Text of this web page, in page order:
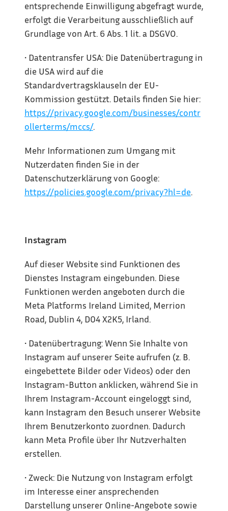
entsprechende Einwilligung abgefragt wurde,
erfolgt die Verarbeitung ausschließlich auf
Grundlage von Art. 6 Abs. 1 lit. a DSGVO.
• Datentransfer USA: Die Datenübertragung in
die USA wird auf die
Standardvertragsklauseln der EU-
https://privacy.google.com/businesses/contr
ollerterms/mccs/.
Mehr Informationen zum Umgang mit
Nutzerdaten finden Sie in der
https://policies.google.com/privacy?hl=de.
Instagram
Auf dieser Website sind Funktionen des
Dienstes Instagram eingebunden. Diese
Funktionen werden angeboten durch die
Meta Platforms Ireland Limited, Merrion
Road, Dublin 4, D04 X2K5, Irland.
• Datenübertragung: Wenn Sie Inhalte von
Instagram auf unserer Seite aufrufen (z. B.
eingebettete Bilder oder Videos) oder den
Instagram-Button anklicken, während Sie in
Ihrem Instagram-Account eingeloggt sind,
kann Instagram den Besuch unserer Website
Ihrem Benutzerkonto zuordnen. Dadurch
kann Meta Profile über Ihr Nutzverhalten
erstellen.
• Zweck: Die Nutzung von Instagram erfolgt
im Interesse einer ansprechenden
Darstellung unserer Online-Angebote sowie